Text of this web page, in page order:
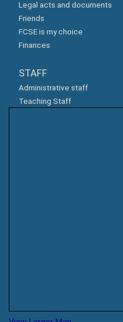
Legal acts and documents
Friends
FCSE is my choice
Finances
STAFF
Administrative staff
Teaching Staff